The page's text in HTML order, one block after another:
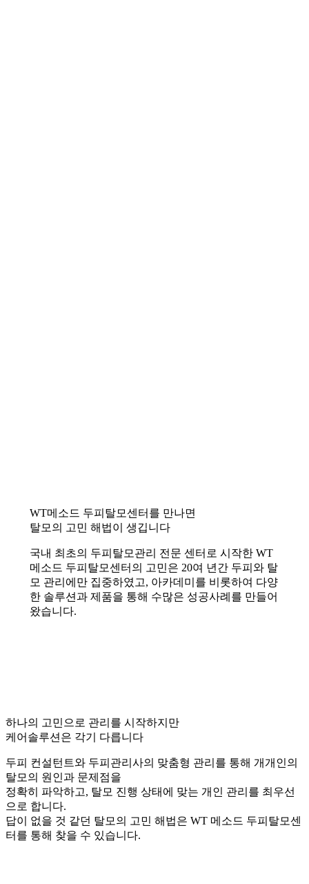
WT메소드 두피탈모센터를 만나면
탈모의 고민 해법이 생깁니다
국내 최초의 두피탈모관리 전문 센터로 시작한 WT
메소드 두피탈모센터의 고민은 20여 년간 두피와 탈
모 관리에만 집중하였고, 아카데미를 비롯하여 다양
한 솔루션과 제품을 통해 수많은 성공사례를 만들어
왔습니다.
하나의 고민으로 관리를 시작하지만
케어솔루션은 각기 다릅니다
두피 컨설턴트와 두피관리사의 맞춤형 관리를 통해 개개인의
탈모의 원인과 문제점을
정확히 파악하고, 탈모 진행 상태에 맞는 개인 관리를 최우선
으로 합니다.
답이 없을 것 같던 탈모의 고민 해법은 WT 메소드 두피탈모센
터를 통해 찾을 수 있습니다.